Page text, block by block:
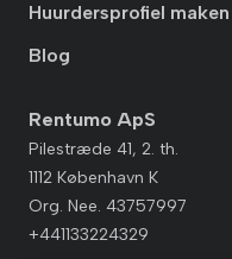
Huurdersprofiel maken
Blog
Rentumo ApS
Pilestræde 41, 2. th.
1112 København K
Org. Nee. 43757997
+441133224329